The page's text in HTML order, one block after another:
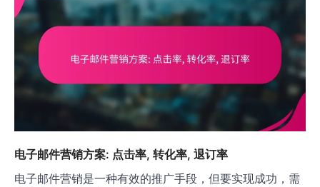
电子邮件营销方案: 点击率, 转化率, 退订率
电子邮件营销是一种有效的推广手段，但要实现成功，需